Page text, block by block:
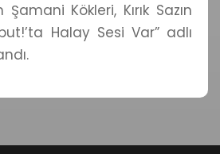
Şamani Kökleri, Kırık Sazın
Halay Sesi Var” adlı